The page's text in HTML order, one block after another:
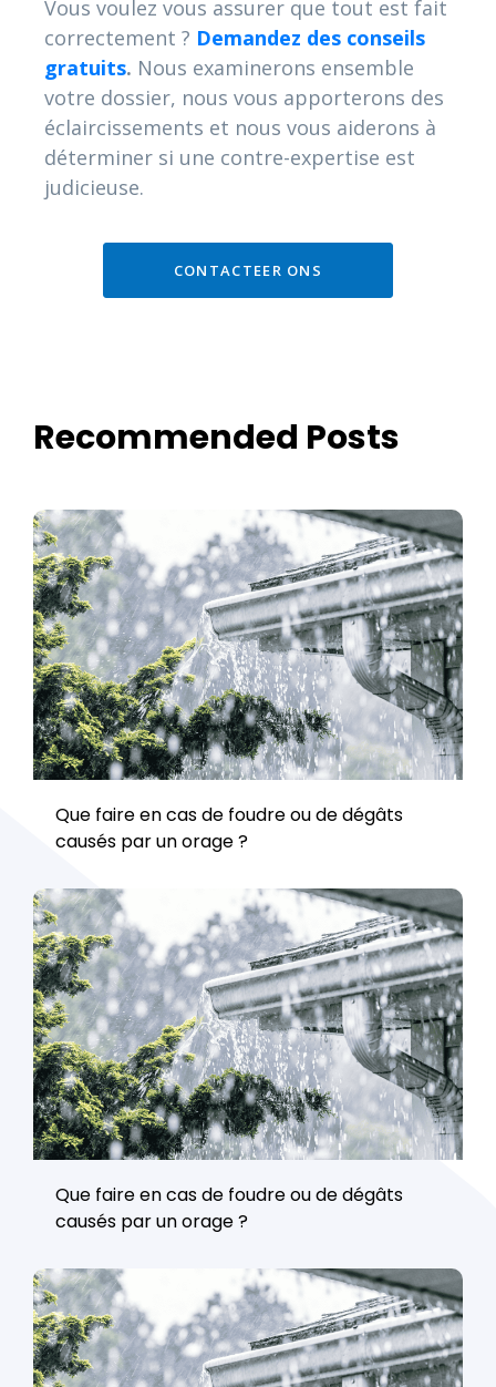
Vous voulez vous assurer que tout est fait
correctement ? Demandez des conseils
gratuits. Nous examinerons ensemble
votre dossier, nous vous apporterons des
éclaircissements et nous vous aiderons à
déterminer si une contre-expertise est
judicieuse.
CONTACTEER ONS
Recommended Posts
Que faire en cas de foudre ou de dégâts
causés par un orage ?
Que faire en cas de foudre ou de dégâts
causés par un orage ?